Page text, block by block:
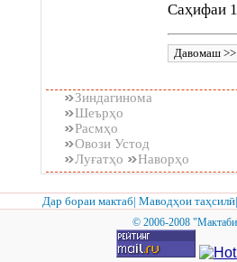
Саҳифаи
Зиндагинома
Шеърҳо
Расмҳо
Овози Устод
Луғатҳо
Наворҳо
Дар бораи мактаб| Маводҳои таҳсилӣ
© 2006-2008 "Мактаби